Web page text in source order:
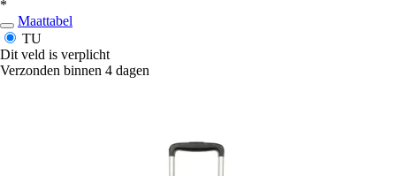
*
Maattabel
TU
Dit veld is verplicht
Verzonden binnen 4 dagen